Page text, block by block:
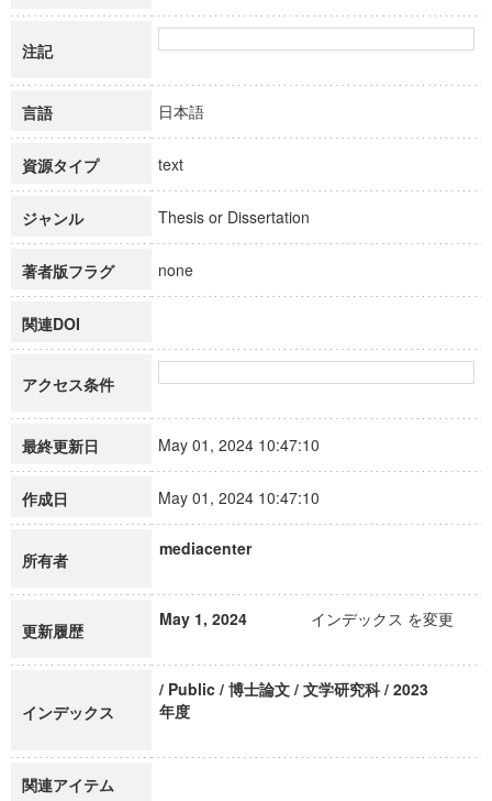
注記
言語 日本語
資源タイプ text
ジャンル Thesis or Dissertation
著者版フラグ none
関連DOI
アクセス条件
最終更新日 May 01, 2024 10:47:10
作成日 May 01, 2024 10:47:10
所有者
mediacenter
更新履歴
May 1, 2024 インデックス を変更
インデックス
/ Public / 博士論文 / 文学研究科 / 2023
年度
関連アイテム